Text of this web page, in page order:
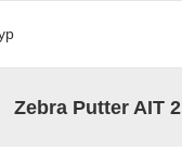
Zebra Putter AIT 2